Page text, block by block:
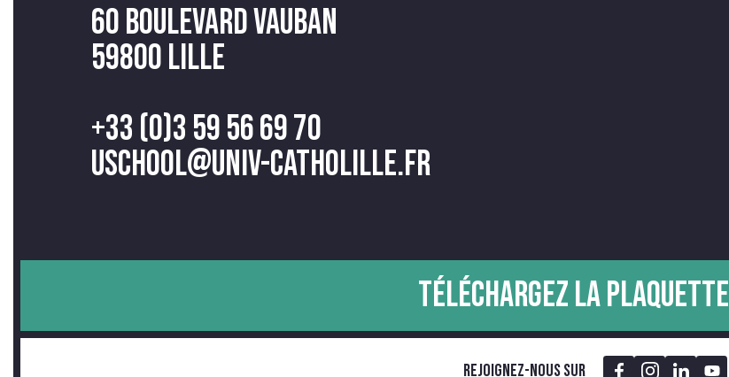
60 Boulevard Vauban
59800 Lille
+33 (0)3 59 56 69 70
uschool@univ-catholille.fr
TÉLÉCHARGEZ LA PLAQUETTE
Rejoignez-nous sur